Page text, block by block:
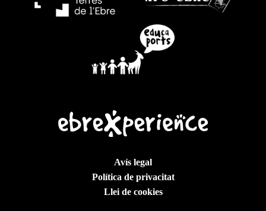
Avís legal
Política de privacitat
Llei de cookies